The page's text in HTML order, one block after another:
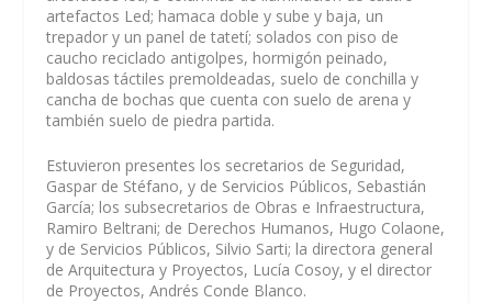
artefactos Led; hamaca doble y sube y baja, un
trepador y un panel de tatetí; solados con piso de
caucho reciclado antigolpes, hormigón peinado,
baldosas táctiles premoldeadas, suelo de conchilla y
cancha de bochas que cuenta con suelo de arena y
también suelo de piedra partida.
Estuvieron presentes los secretarios de Seguridad,
Gaspar de Stéfano, y de Servicios Públicos, Sebastián
García; los subsecretarios de Obras e Infraestructura,
Ramiro Beltrani; de Derechos Humanos, Hugo Colaone,
y de Servicios Públicos, Silvio Sarti; la directora general
de Arquitectura y Proyectos, Lucía Cosoy, y el director
de Proyectos, Andrés Conde Blanco.